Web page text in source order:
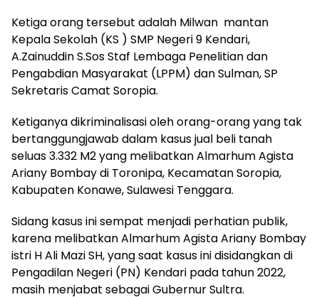
Ketiga orang tersebut adalah Milwan mantan
Kepala Sekolah (KS ) SMP Negeri 9 Kendari,
A.Zainuddin S.Sos Staf Lembaga Penelitian dan
Pengabdian Masyarakat (LPPM) dan Sulman, SP
Sekretaris Camat Soropia.
Ketiganya dikriminalisasi oleh orang-orang yang tak
bertanggungjawab dalam kasus jual beli tanah
seluas 3.332 M2 yang melibatkan Almarhum Agista
Ariany Bombay di Toronipa, Kecamatan Soropia,
Kabupaten Konawe, Sulawesi Tenggara.
Sidang kasus ini sempat menjadi perhatian publik,
karena melibatkan Almarhum Agista Ariany Bombay
istri H Ali Mazi SH, yang saat kasus ini disidangkan di
Pengadilan Negeri (PN) Kendari pada tahun 2022,
masih menjabat sebagai Gubernur Sultra.